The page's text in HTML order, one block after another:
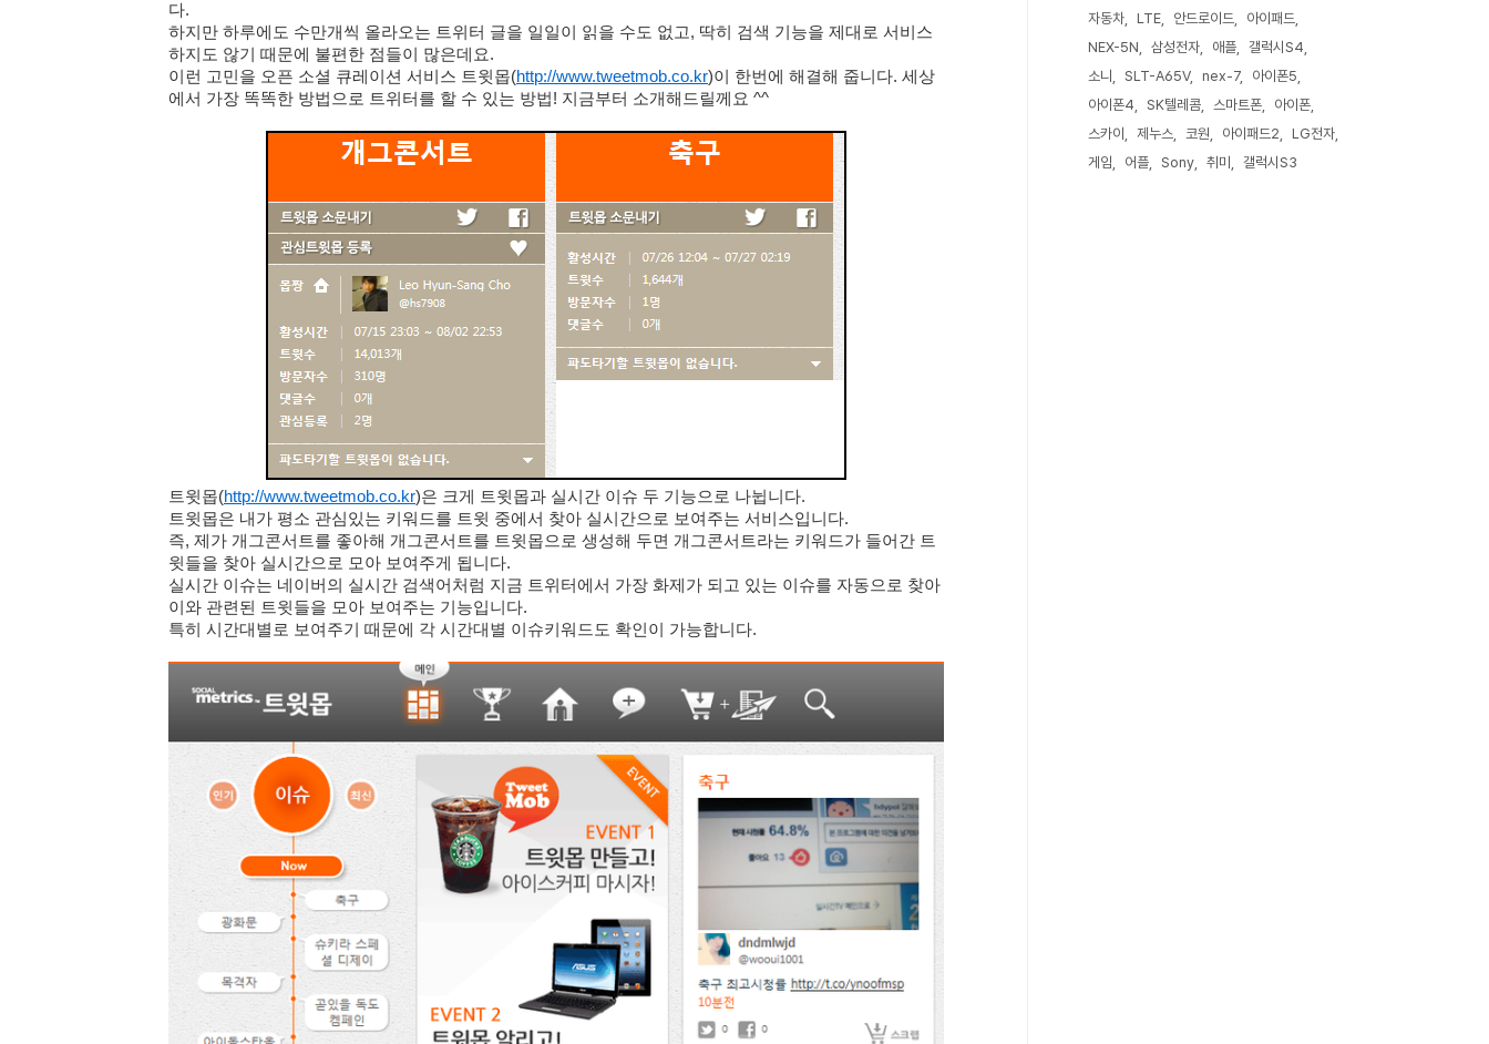
다.
하지만 하루에도 수만개씩 올라오는 트위터 글을 일일이 읽을 수도 없고, 딱히 검색 기능을 제대로 서비스
하지도 않기 때문에 불편한 점들이 많은데요.
이런 고민을 오픈 소셜 큐레이션 서비스 트윗몹(http://www.tweetmob.co.kr)이 한번에 해결해 줍니다. 세상
에서 가장 똑똑한 방법으로 트위터를 할 수 있는 방법! 지금부터 소개해드릴께요 ^^
트윗몹(http://www.tweetmob.co.kr)은 크게 트윗몹과 실시간 이슈 두 기능으로 나뉩니다.
트윗몹은 내가 평소 관심있는 키워드를 트윗 중에서 찾아 실시간으로 보여주는 서비스입니다.
즉, 제가 개그콘서트를 좋아해 개그콘서트를 트윗몹으로 생성해 두면 개그콘서트라는 키워드가 들어간 트
윗들을 찾아 실시간으로 모아 보여주게 됩니다.
실시간 이슈는 네이버의 실시간 검색어처럼 지금 트위터에서 가장 화제가 되고 있는 이슈를 자동으로 찾아
이와 관련된 트윗들을 모아 보여주는 기능입니다.
특히 시간대별로 보여주기 때문에 각 시간대별 이슈키워드도 확인이 가능합니다.
자동차
LTE 안드로이드
아이패드
NEX-5N
삼성전자 애플
갤럭시S4
소니
SLT-A65V nex-7
아이폰5
아이폰4
SK텔레콤 스마트폰
아이폰
스카이
제누스 코원 아이패드2
LG전자
게임
어플 Sony 취미 갤럭시S3